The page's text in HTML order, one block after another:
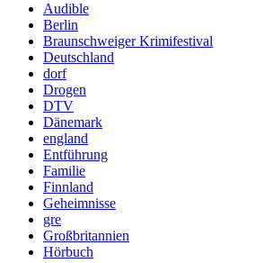
Audible
Berlin
Braunschweiger Krimifestival
Deutschland
dorf
Drogen
DTV
Dänemark
england
Entführung
Familie
Finnland
Geheimnisse
gre
Großbritannien
Hörbuch